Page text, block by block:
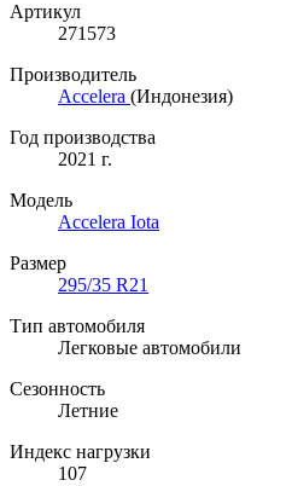
Артикул
271573
Производитель
Accelera (Индонезия)
Год производства
2021 г.
Модель
Accelera Iota
Размер
295/35 R21
Тип автомобиля
Легковые автомобили
Сезонность
Летние
Индекс нагрузки
107